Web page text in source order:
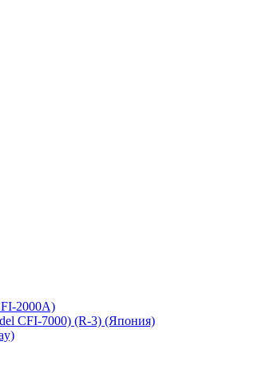
2000A)
CFI-7000) (R-3) (Япония)